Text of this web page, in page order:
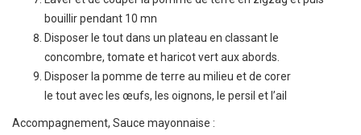
bouillir pendant 10 mn
Disposer le tout dans un plateau en classant le
concombre, tomate et haricot vert aux abords.
Disposer la pomme de terre au milieu et de corer
le tout avec les œufs, les oignons, le persil et l’ail
Accompagnement, Sauce mayonnaise :